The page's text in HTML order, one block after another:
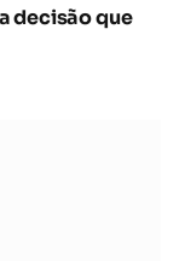
decisão que